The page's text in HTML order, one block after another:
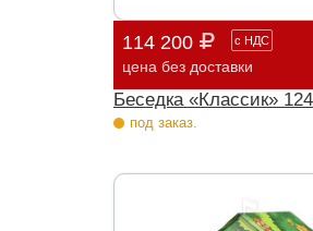
114 200 с НДС
цена без доставки
Беседка «Классик»
под заказ.